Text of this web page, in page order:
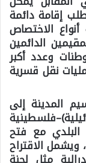
إقامة دائمة
الاختصاص
الدائمين
وعدد أكبر
نقل قسرية
المدينة إلى
البلدي مع فتح
ويشمل الاقتراح
مثل لجنة